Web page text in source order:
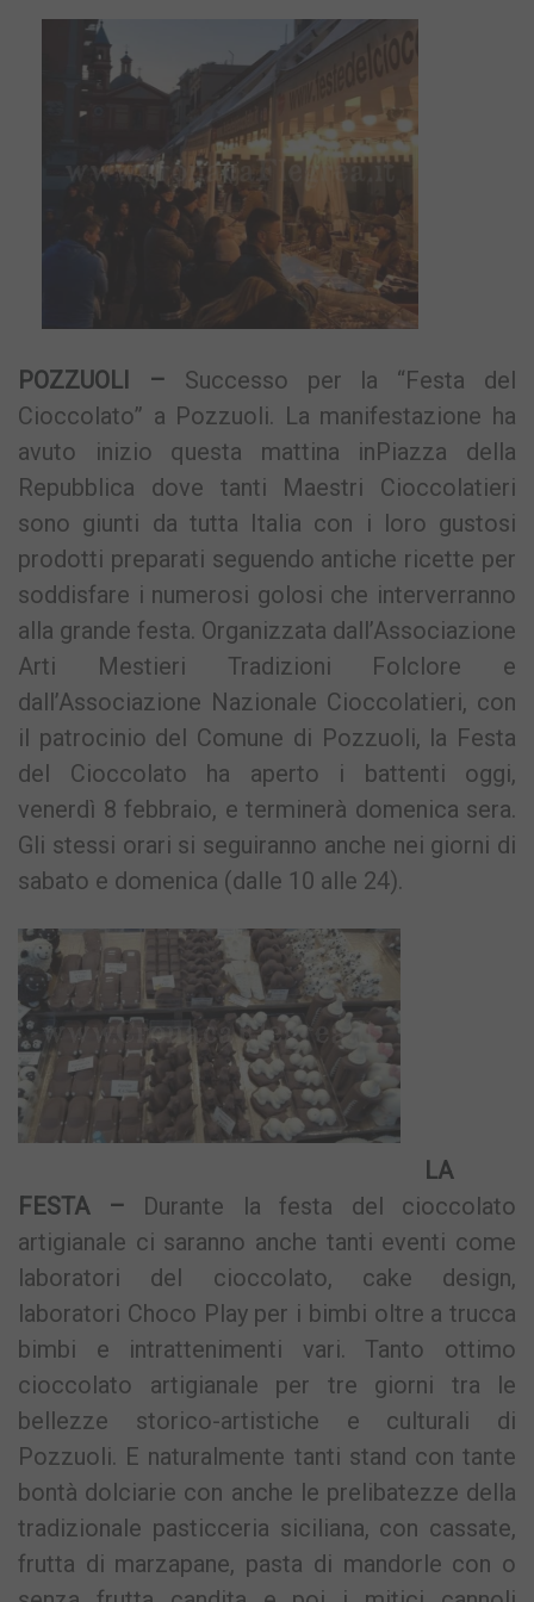
POZZUOLI – Successo per la “Festa del
Cioccolato” a Pozzuoli. La manifestazione ha
avuto inizio questa mattina inPiazza della
Repubblica dove tanti Maestri Cioccolatieri
sono giunti da tutta Italia con i loro gustosi
prodotti preparati seguendo antiche ricette per
soddisfare i numerosi golosi che interverranno
alla grande festa. Organizzata dall’Associazione
Arti Mestieri Tradizioni Folclore e
dall’Associazione Nazionale Cioccolatieri, con
il patrocinio del Comune di Pozzuoli, la Festa
del Cioccolato ha aperto i battenti oggi,
venerdì 8 febbraio, e terminerà domenica sera.
Gli stessi orari si seguiranno anche nei giorni di
sabato e domenica (dalle 10 alle 24).
LA
FESTA – Durante la festa del cioccolato
artigianale ci saranno anche tanti eventi come
laboratori del cioccolato, cake design,
laboratori Choco Play per i bimbi oltre a trucca
bimbi e intrattenimenti vari. Tanto ottimo
cioccolato artigianale per tre giorni tra le
bellezze storico-artistiche e culturali di
Pozzuoli. E naturalmente tanti stand con tante
bontà dolciarie con anche le prelibatezze della
tradizionale pasticceria siciliana, con cassate,
frutta di marzapane, pasta di mandorle con o